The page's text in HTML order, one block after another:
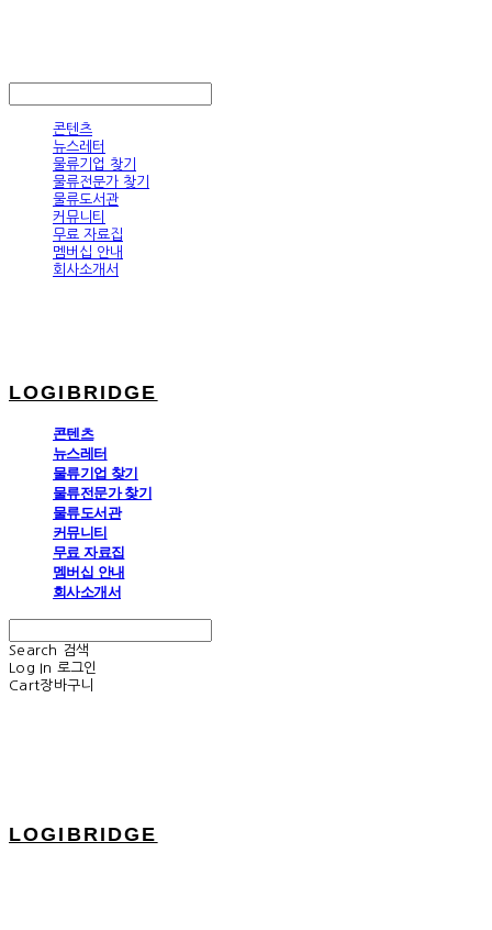
콘텐츠
뉴스레터
물류기업 찾기
물류전문가 찾기
물류도서관
커뮤니티
무료 자료집
멤버십 안내
회사소개서
LOGIBRIDGE
콘텐츠
뉴스레터
물류기업 찾기
물류전문가 찾기
물류도서관
커뮤니티
무료 자료집
멤버십 안내
회사소개서
Search
검색
Log In 로그인
Cart장바구니
LOGIBRIDGE